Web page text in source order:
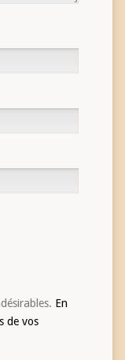
En
de vos